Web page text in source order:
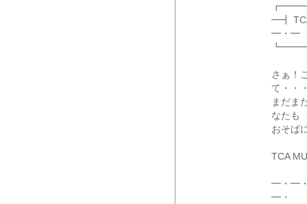
━┫
━・━
さぁ！
て・・
まだま
なたも
おそば
TCA
━・━
━・